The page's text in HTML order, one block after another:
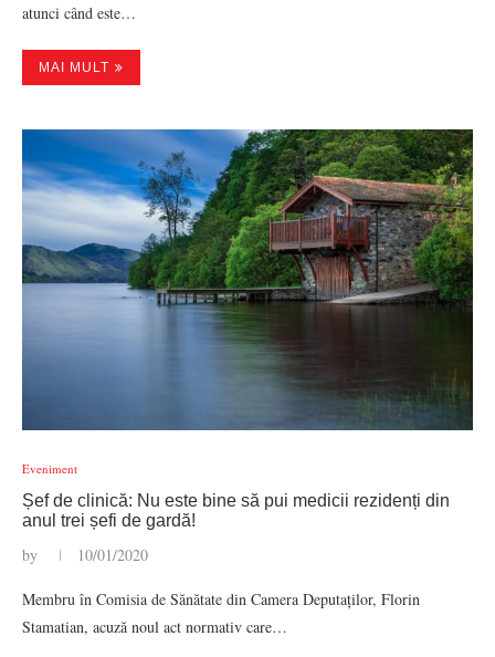
atunci când este…
MAI MULT
Eveniment
Șef de clinică: Nu este bine să pui medicii rezidenți din
anul trei șefi de gardă!
by 10/01/2020
Membru în Comisia de Sănătate din Camera Deputaților, Florin
Stamatian, acuză noul act normativ care…